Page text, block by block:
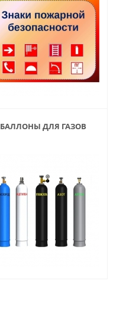
БАЛЛОНЫ ДЛЯ ГАЗОВ